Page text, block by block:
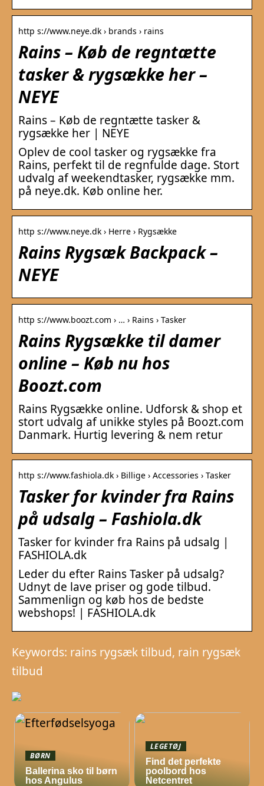
http s://www.neye.dk › brands › rains
Rains – Køb de regntætte
tasker & rygsække her –
NEYE
Rains – Køb de regntætte tasker &
rygsække her | NEYE
Oplev de cool tasker og rygsække fra
Rains, perfekt til de regnfulde dage. Stort
udvalg af weekendtasker, rygsække mm.
på neye.dk. Køb online her.
http s://www.neye.dk › Herre › Rygsække
Rains Rygsæk Backpack –
NEYE
http s://www.boozt.com › … › Rains › Tasker
Rains Rygsække til damer
online – Køb nu hos
Boozt.com
Rains Rygsække online. Udforsk & shop et
stort udvalg af unikke styles på Boozt.com
Danmark. Hurtig levering & nem retur
http s://www.fashiola.dk › Billige › Accessories › Tasker
Tasker for kvinder fra Rains
på udsalg – Fashiola.dk
Tasker for kvinder fra Rains på udsalg |
FASHIOLA.dk
Leder du efter Rains Tasker på udsalg?
Udnyt de lave priser og gode tilbud.
Sammenlign og køb hos de bedste
webshops! | FASHIOLA.dk
Keywords: rains rygsæk tilbud, rain rygsæk
tilbud
BØRN
Ballerina sko til børn
hos Angulus
LEGETØJ
Find det perfekte
poolbord hos
Netcentret